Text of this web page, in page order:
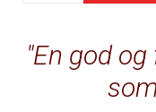
En god